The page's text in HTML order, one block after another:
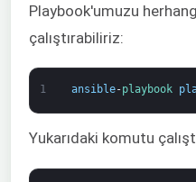
Playbook'umuzu
çalıştırabiliriz:
1 ansible-playbook
Yukarıdaki komutu